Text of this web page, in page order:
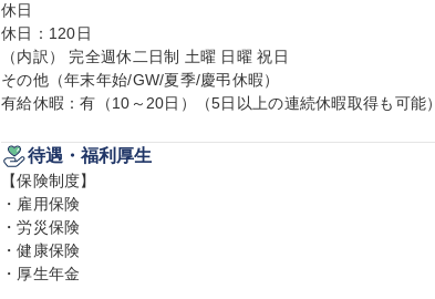
休日
休日：120日
（内訳） 完全週休二日制 土曜 日曜 祝日
その他（年末年始/GW/夏季/慶弔休暇）
有給休暇：有（10～20日）（5日以上の連続休暇取得も可能）
待遇・福利厚生
【保険制度】
・雇用保険
・労災保険
・健康保険
・厚生年金